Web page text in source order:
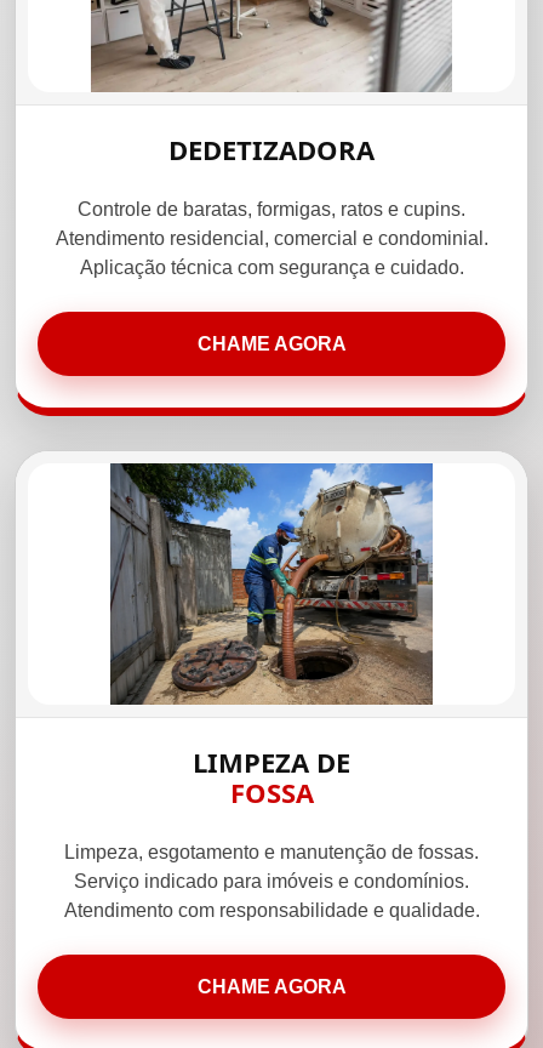
DEDETIZADORA
Controle de baratas, formigas, ratos e cupins.
Atendimento residencial, comercial e condominial.
Aplicação técnica com segurança e cuidado.
CHAME AGORA
LIMPEZA DE
FOSSA
Limpeza, esgotamento e manutenção de fossas.
Serviço indicado para imóveis e condomínios.
Atendimento com responsabilidade e qualidade.
CHAME AGORA